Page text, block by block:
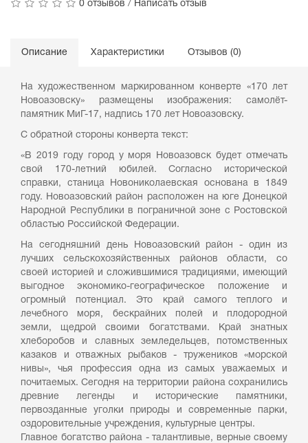
0 отзывов / Написать отзыв
Описание Характеристики Отзывов (0)
На художественном маркированном конверте «170 лет
Новоазовску» размещены изображения: самолёт-
памятник МиГ-17, надпись 170 лет Новоазовску.
С обратной стороны конверта текст:
«В 2019 году город у моря Новоазовск будет отмечать
свой 170-летний юбилей. Согласно исторической
справки, станица Новониколаевская основана в 1849
году. Новоазовский район расположен на юге Донецкой
Народной Республики в пограничной зоне с Ростовской
областью Российской Федерации.
На сегодняшний день Новоазовский район - один из
лучших сельскохозяйственных районов области, со
своей историей и сложившимися традициями, имеющий
выгодное экономико-географическое положение и
огромный потенциал. Это край самого теплого и
лечебного моря, бескрайних полей и плодородной
земли, щедрой своими богатствами. Край знатных
хлеборобов и славных земледельцев, потомственных
казаков и отважных рыбаков - тружеников «морской
нивы», чья профессия одна из самых уважаемых и
почитаемых. Сегодня на территории района сохранились
древние легенды и исторические памятники,
первозданные уголки природы и современные парки,
оздоровительные учреждения, культурные центры.
Главное богатство района - талантливые, верные своему